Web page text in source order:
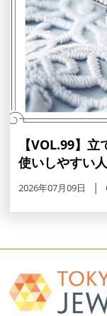
【VOL.99】
使いしやすい
2026年07月09日